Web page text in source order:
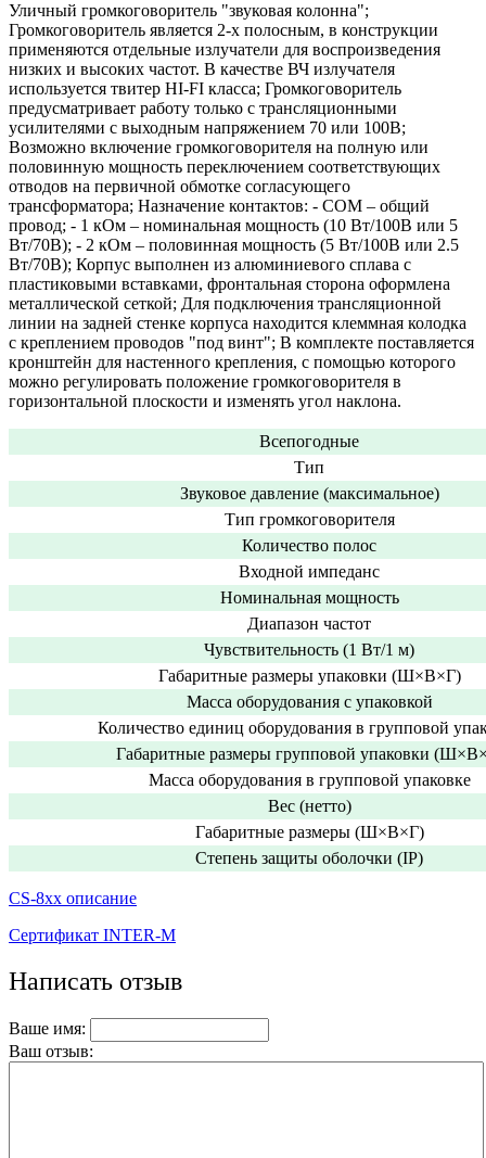
Уличный громкоговоритель "звуковая колонна";
Громкоговоритель является 2-х полосным, в конструкции
применяются отдельные излучатели для воспроизведения
низких и высоких частот. В качестве ВЧ излучателя
используется твитер HI-FI класса; Громкоговоритель
предусматривает работу только с трансляционными
усилителями с выходным напряжением 70 или 100В;
Возможно включение громкоговорителя на полную или
половинную мощность переключением соответствующих
отводов на первичной обмотке согласующего
трансформатора; Назначение контактов: - COM – общий
провод; - 1 кОм – номинальная мощность (10 Вт/100В или 5
Вт/70В); - 2 кОм – половинная мощность (5 Вт/100В или 2.5
Вт/70В); Корпус выполнен из алюминиевого сплава с
пластиковыми вставками, фронтальная сторона оформлена
металлической сеткой; Для подключения трансляционной
линии на задней стенке корпуса находится клеммная колодка
с креплением проводов "под винт"; В комплекте поставляется
кронштейн для настенного крепления, с помощью которого
можно регулировать положение громкоговорителя в
горизонтальной плоскости и изменять угол наклона.
Всепогодные
Тип
Звуковое давление (максимальное)
Тип громкоговорителя
Количество полос
Входной импеданс
Номинальная мощность
Диапазон частот
Чувствительность (1 Вт/1 м)
Габаритные размеры упаковки (Ш×В×Г)
Масса оборудования с упаковкой
Количество единиц оборудования в групповой
Габаритные размеры групповой упаковки
Масса оборудования в групповой упаковке
Вес (нетто)
Габаритные размеры (Ш×В×Г)
Степень защиты оболочки (IP)
CS-8хх описание
Сертификат INTER-M
Написать отзыв
Ваше имя:
Ваш отзыв: